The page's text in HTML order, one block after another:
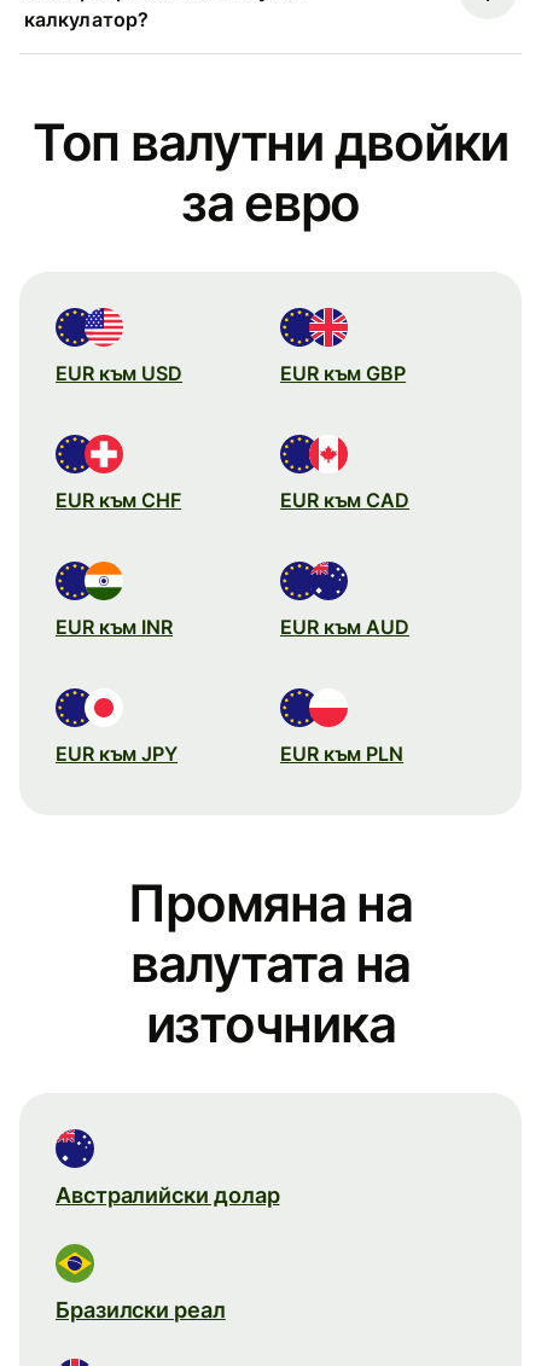
калкулатор?
Топ валутни двойки
за евро
EUR към USD EUR към GBP
EUR към CHF EUR към CAD
EUR към INR EUR към AUD
EUR към JPY EUR към PLN
Промяна на
валутата на
източника
Австралийски долар
Бразилски реал